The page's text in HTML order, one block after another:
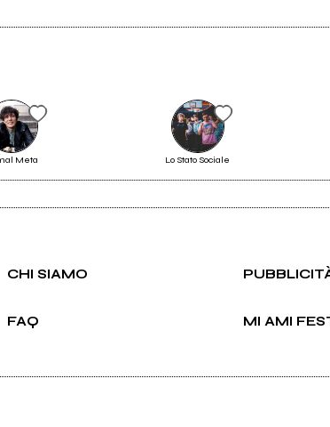
SAFE
2024
Casinò
Scrivi all'utente che amministra la pagina.
Meta Lo Stato Sociale
CHI SIAMO
FAQ MI AMI